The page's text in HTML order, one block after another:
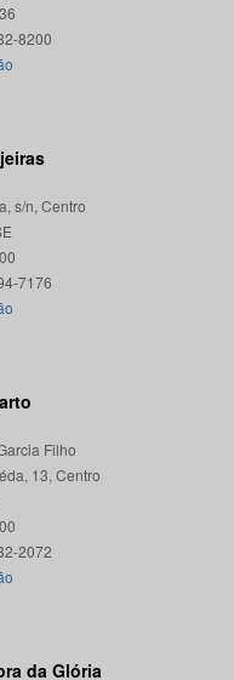
s/n, Centro
Filho
13, Centro
da Glória